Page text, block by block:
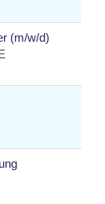
(m/w/d)